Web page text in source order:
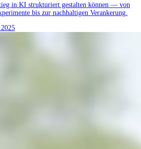
in KI strukturiert gestalten können — von
bis zur nachhaltigen Verankerung.